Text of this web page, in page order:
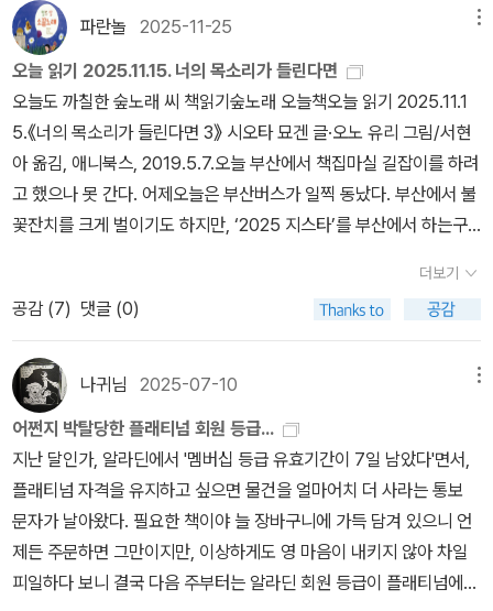
도 한다.뜨겁게 사랑하기도 하고, 잔잔한 마음으로 사랑하기도 한다.
한 사람만을 사랑하는 사랑도 하고, 많은 사람을 사랑하는 사랑도 한
다. 부모를 사랑하고, 친구를 사랑하고, 연인을 사랑하고, 자식을 사랑
한다. 동물을 사랑하고, 꽃과 풀을 사랑한다. 생명이 있는 것들을 사랑
한다.그런데 이러한 사랑에 전제가 하나 있다. 그것은 자기 자신을 사
랑하는 것이다. 고양이는 100만 번을 살았지만 단 한 번도 자기 자신
을 사랑하지 않았다. 자기 자신을 사랑하지 않은 것은 스스로가 자신
의 존재에 의미를 부여하지 않는 것이다.자기 자신을 사랑할 때 비로
가 없으니 죽음도 의미가 없다.의미 없는 죽음이 슬플리도 없는 것이
루한 삶을 100만 번 살았다.세상에 자기 자신을 사랑하지 않는 사람
이 누가 있겠냐고 하겠지만 내가 보기에는 그런 사람이 참 많이 있다.
자기 자신을 사랑한다면 어찌 그리 시간을 허비할 수 있을까?자기 자
신을 사랑한다면 어찌 그리 꿈이 없이 살 수 있을까?자기 자신을 사
랑한다면 어찌 그리 성실하지 않고, 노력하지 않을 수 있을까?자기
자신을 사랑한다면 어찌 그리 의미 없이 살 수 있을까?자기 자신을
사랑한다면 어찌 그리 악할 수 있을까?그러나 고양이는 어느 순간 자
기 자신을 사랑하게 되었다.자기 자신을 사랑할 때야 비로소 삶의 의
파란놀 2025-11-25
오늘 읽기 2025.11.15. 너의 목소리가 들린다면
오늘도 까칠한 숲노래 씨 책읽기숲노래 오늘책오늘 읽기 2025.11.1
5.《너의 목소리가 들린다면 3》 시오타 묘겐 글·오노 유리 그림/서현
아 옮김, 애니북스, 2019.5.7.오늘 부산에서 책집마실 길잡이를 하려
고 했으나 못 간다. 어제오늘은 부산버스가 일찍 동났다. 부산에서 불
꽃잔치를 크게 벌이기도 하지만, ‘2025 지스타’를 부산에서 하는구
보내는지 모를 만큼 올해는 휘몰아치듯 바깥일을 다녔다. 바깥일을
좀 한 탓인지, ‘올해 벌이’가 늘었다며 ‘가난집(차상위계층)’에서 ‘탈
락’할 수 있다고 면사무소에서 알리네. 그러려니 해야지 어쩌나. 그런
데 가난집인 나한테 나라가 베푸는 바는 ‘손전화 한 달 1만 원 에누리
+ 전기삯 한 달 1만 원 에누리’ 두 가지이다. 한 해에 ‘24만 원씩’ 베
푸는 셈이니 가난집으로는 고마운 노릇이되, 한 달 2만 원 이바지돈
으로 너무 티내지 않나? 한 달 24만 원도 아닌 한 해 24만 원이면서.
“가난한 주제에 왜 일을 해서 돈을 버느냐? ‘탈락’하고 싶냐?”는 말씨
로 알리는 고을일꾼 목소리를 듣다가 조금 울컥했다. 가난하기에 더
땀내어 이 일 저 일 붙드는 삶이지 않나? 땀흘려 일하는 가난일꾼한
테 더 힘내라고 해야 맞지 않나? 《너의 목소리가 들린다면》은 길짐승
더보기
공감 (7) 댓글 (0)
나귀님 2025-07-10
어쩐지 박탈당한 플래티넘 회원 등급...
지난 달인가, 알라딘에서 '멤버십 등급 유효기간이 7일 남았다'면서,
플래티넘 자격을 유지하고 싶으면 물건을 얼마어치 더 사라는 통보
문자가 날아왔다. 필요한 책이야 늘 장바구니에 가득 담겨 있으니 언
제든 주문하면 그만이지만, 이상하게도 영 마음이 내키지 않아 차일
피일하다 보니 결국 다음 주부터는 알라딘 회원 등급이 플래티넘에서